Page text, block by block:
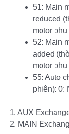
51: Main
reduced
motor
52: Main
added
motor
55: Auto
phiên): 0:
1. AUX
2. MAIN